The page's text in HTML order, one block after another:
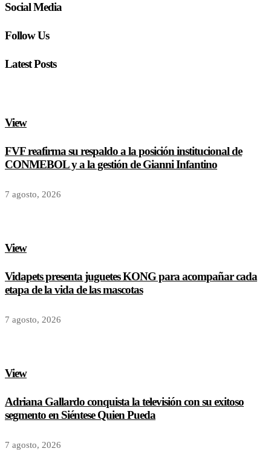
Social Media
Follow Us
Latest Posts
View
FVF reafirma su respaldo a la posición institucional de
CONMEBOL y a la gestión de Gianni Infantino
7 agosto, 2026
View
Vidapets presenta juguetes KONG para acompañar cada
etapa de la vida de las mascotas
7 agosto, 2026
View
Adriana Gallardo conquista la televisión con su exitoso
segmento en Siéntese Quien Pueda
7 agosto, 2026